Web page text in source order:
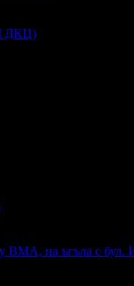
ДКЦ)
ВМА, на ъгъла с бул.